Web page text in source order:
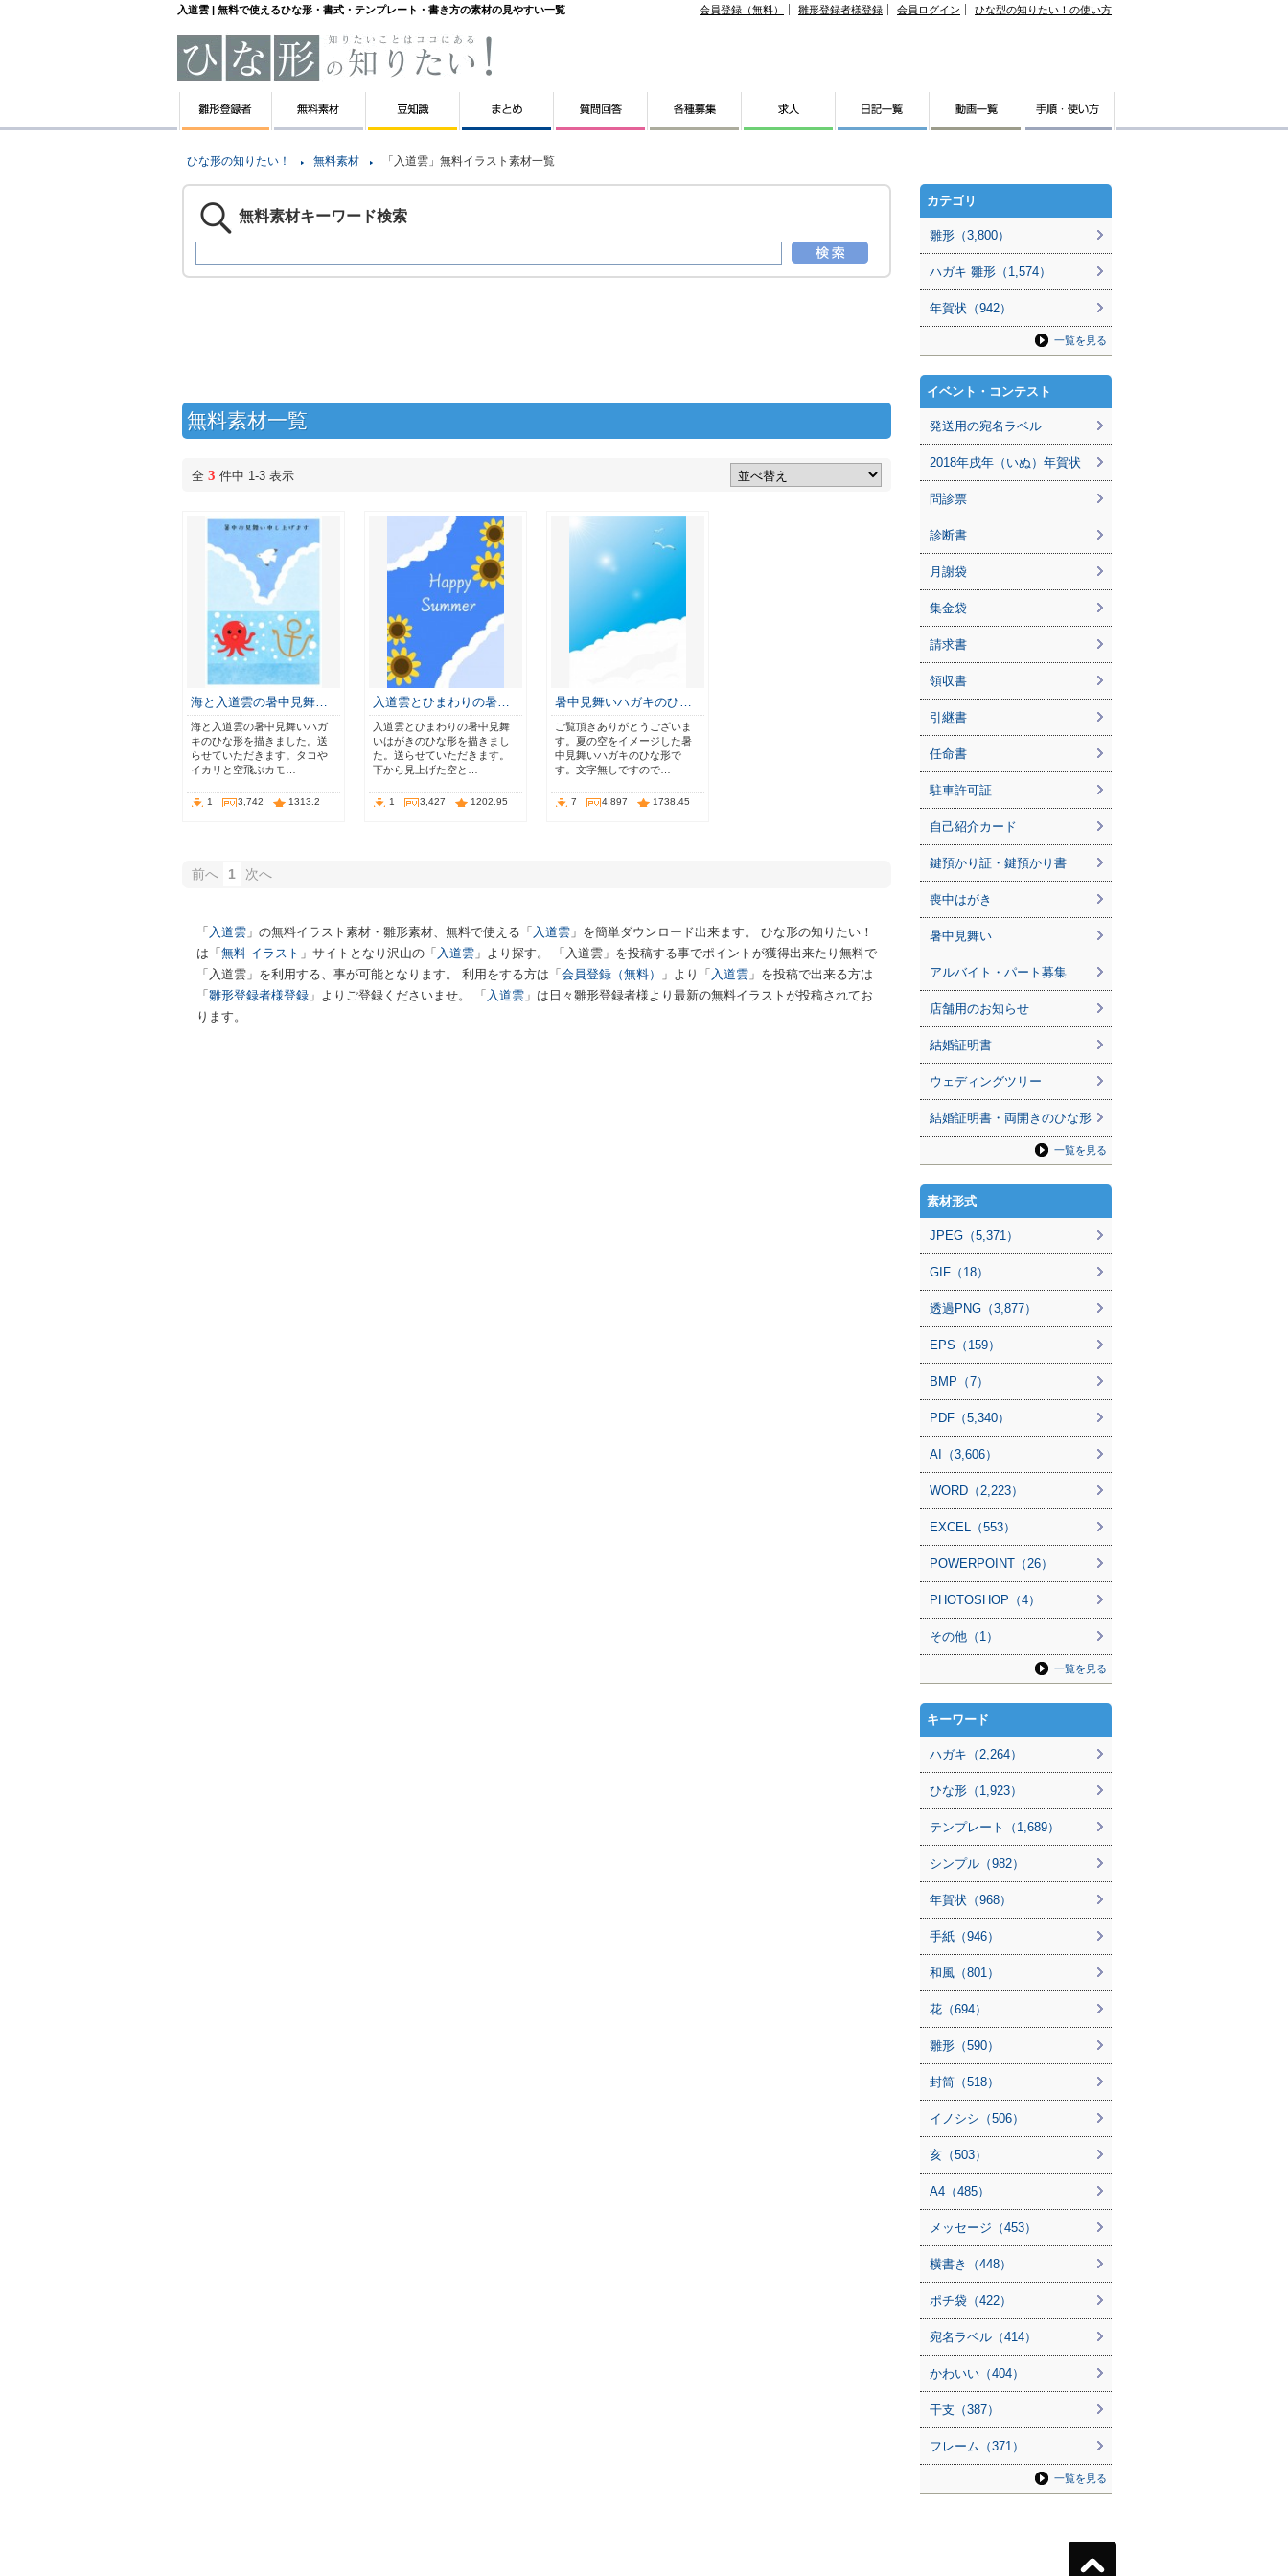
入道雲 | 無料で使えるひな形・書式・テンプレート・書き方の素材の見やすい一覧 会員登録（無料） 雛形登録者様登録 会員ログイン ひな型の知りたい！の使い方
ひな形の知りたい！ 無料素材 「入道雲」無料イラスト素材一覧
無料素材キーワード検索
無料素材一覧
全 3 件中 1-3 表示
海と入道雲の暑中見舞…
海と入道雲の暑中見舞いハガ
キのひな形を描きました。送
らせていただきます。タコや
イカリと空飛ぶカモ…
1 3,742 1313.2
入道雲とひまわりの暑…
入道雲とひまわりの暑中見舞
いはがきのひな形を描きまし
た。送らせていただきます。
下から見上げた空と…
1 3,427 1202.95
暑中見舞いハガキのひ…
ご覧頂きありがとうございま
す。夏の空をイメージした暑
中見舞いハガキのひな形で
す。文字無しですので…
7 4,897 1738.45
前へ 1 次へ
「 入道雲 」の無料イラスト素材・雛形素材、無料で使える「 入道雲 」を簡単ダウンロード出来ます。 ひな形の知りたい！
は「 無料 イラスト 」サイトとなり沢山の「 入道雲 」より探す。 「入道雲」を投稿する事でポイントが獲得出来たり無料で
「入道雲」を利用する、事が可能となります。 利用をする方は「 会員登録（無料） 」より「 入道雲 」を投稿で出来る方は
「 雛形登録者様登録 」よりご登録くださいませ。 「 入道雲 」は日々雛形登録者様より最新の無料イラストが投稿されてお
ります。
カテゴリ
雛形（3,800）
ハガキ 雛形（1,574）
年賀状（942）
一覧を見る
イベント・コンテスト
発送用の宛名ラベル
2018年戌年（いぬ）年賀状
問診票
診断書
月謝袋
集金袋
請求書
領収書
引継書
任命書
駐車許可証
自己紹介カード
鍵預かり証・鍵預かり書
喪中はがき
暑中見舞い
アルバイト・パート募集
店舗用のお知らせ
結婚証明書
ウェディングツリー
結婚証明書・両開きのひな形
一覧を見る
素材形式
JPEG（5,371）
GIF（18）
透過PNG（3,877）
EPS（159）
BMP（7）
PDF（5,340）
AI（3,606）
WORD（2,223）
EXCEL（553）
POWERPOINT（26）
PHOTOSHOP（4）
その他（1）
一覧を見る
キーワード
ハガキ（2,264）
ひな形（1,923）
テンプレート（1,689）
シンプル（982）
年賀状（968）
手紙（946）
和風（801）
花（694）
雛形（590）
封筒（518）
イノシシ（506）
亥（503）
A4（485）
メッセージ（453）
横書き（448）
ポチ袋（422）
宛名ラベル（414）
かわいい（404）
干支（387）
フレーム（371）
一覧を見る